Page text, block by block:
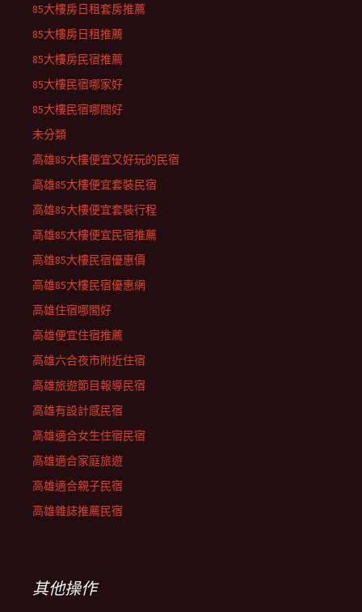
85大樓房日租套房推薦
85大樓房日租推薦
85大樓房民宿推薦
85大樓民宿哪家好
85大樓民宿哪間好
未分類
高雄85大樓便宜又好玩的民宿
高雄85大樓便宜套裝民宿
高雄85大樓便宜套裝行程
高雄85大樓便宜民宿推薦
高雄85大樓民宿優惠價
高雄85大樓民宿優惠網
高雄住宿哪間好
高雄便宜住宿推薦
高雄六合夜市附近住宿
高雄旅遊節目報導民宿
高雄有設計感民宿
高雄適合女生住宿民宿
高雄適合家庭旅遊
高雄適合親子民宿
高雄雜誌推薦民宿
其他操作